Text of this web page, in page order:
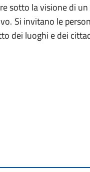
sotto la visione di
Si invitano le
dei luoghi e dei